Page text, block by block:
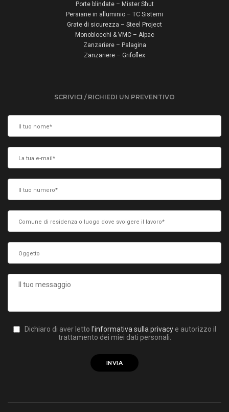
Porte blindate – Mister Shut
Persiane in alluminio – TC Sistemi
Grate di sicurezza – Steel Project
Monoblocchi & VMC – Alpac
Zanzariere – Palagina
Zanzariere – Grifoflex
SCRIVICI / RICHIEDI UN PREVENTIVO
Dichiaro di aver letto l'informativa sulla privacy e autorizzo il
trattamento dei miei dati personali.